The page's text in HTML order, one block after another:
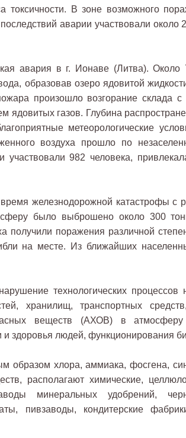
токсичности. В зоне возможного
аварии участвовали около
авария в г. Ионаве (Литва). Около
образовав озеро ядовитой
произошло возгорание склада с
ядовитых газов. Глубина
метеорологические
воздуха прошло по
участвовали 982 человека,
железнодорожной катастрофы с
было выброшено около 300
получили поражения различной
на месте. Из ближайших
технологических процессов
хранилищ, транспортных
веществ (АХОВ) в атмосферу
и здоровья людей, функционирования
образом хлора, аммиака, фосгена,
располагают химические,
минеральных удобрений,
пивзаводы, кондитерские